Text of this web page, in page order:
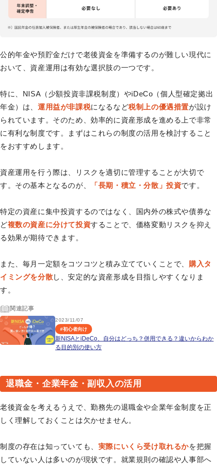
公的年金や預貯金だけで老後資金を準備するのが難しい現代に
おいて、資産運用は有効な選択肢の一つです。
特に、NISA（少額投資非課税制度）やiDeCo（個人型確定拠出
年金）は、 運用益が非課税になるなど税制上の優遇措置が設け
られています。そのため、効率的に資産形成を進める上で非常
に有利な制度です。まずはこれらの制度の活用を検討すること
をおすすめします。
資産運用を行う際は、リスクを適切に管理することが大切で
す。その基本となるのが、
「長期・積立・分散」投資です。
特定の資産に集中投資するのではなく、国内外の株式や債券な
ど複数の資産に分けて投資することで、価格変動リスクを抑え
る効果が期待できます。
また、毎月一定額をコツコツと積み立てていくことで、
購入タ
イミングを分散し、安定的な資産形成を目指しやすくなりま
す。
関連記事
2023/11/07
#初心者向け
新NISAとiDeCo、自分はどっち？併用できる？違いからわか
る目的別の使い方
退職金・企業年金・副収入の活用
老後資金を考えるうえで、勤務先の退職金や企業年金制度を正
しく理解しておくことは欠かせません。
制度の存在は知っていても、 実際にいくら受け取れるかを把握
していない人は多いのが現状です。就業規則の確認や人事部へ